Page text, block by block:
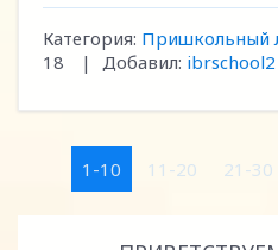
Категория: Пришкольный
18
| Добавил: ibrschool2
1-10 11-20 21-30